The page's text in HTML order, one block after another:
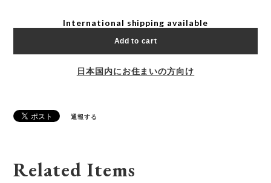
International shipping available
Add to cart
日本国内にお住まいの方向け
通報する
Related Items